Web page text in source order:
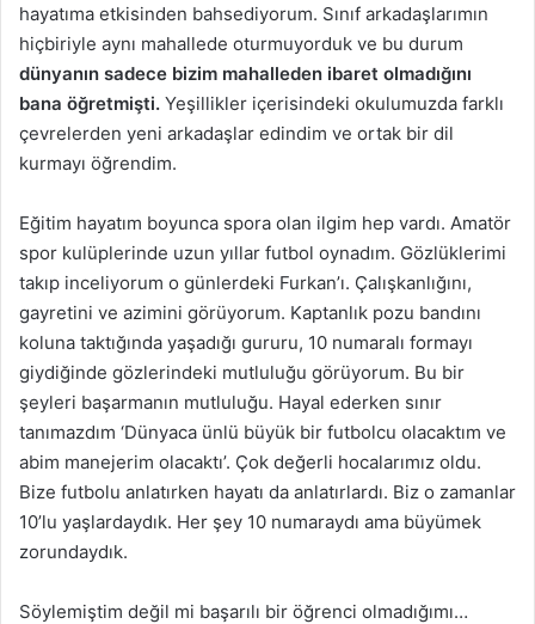
hayatıma etkisinden bahsediyorum. Sınıf arkadaşlarımın
hiçbiriyle aynı mahallede oturmuyorduk ve bu durum
dünyanın sadece bizim mahalleden ibaret olmadığını
bana öğretmişti. Yeşillikler içerisindeki okulumuzda farklı
çevrelerden yeni arkadaşlar edindim ve ortak bir dil
kurmayı öğrendim.
Eğitim hayatım boyunca spora olan ilgim hep vardı. Amatör
spor kulüplerinde uzun yıllar futbol oynadım. Gözlüklerimi
takıp inceliyorum o günlerdeki Furkan’ı. Çalışkanlığını,
gayretini ve azimini görüyorum. Kaptanlık pozu bandını
koluna taktığında yaşadığı gururu, 10 numaralı formayı
giydiğinde gözlerindeki mutluluğu görüyorum. Bu bir
şeyleri başarmanın mutluluğu. Hayal ederken sınır
tanımazdım ‘Dünyaca ünlü büyük bir futbolcu olacaktım ve
abim manejerim olacaktı’. Çok değerli hocalarımız oldu.
Bize futbolu anlatırken hayatı da anlatırlardı. Biz o zamanlar
10’lu yaşlardaydık. Her şey 10 numaraydı ama büyümek
zorundaydık.
Söylemiştim değil mi başarılı bir öğrenci olmadığımı…